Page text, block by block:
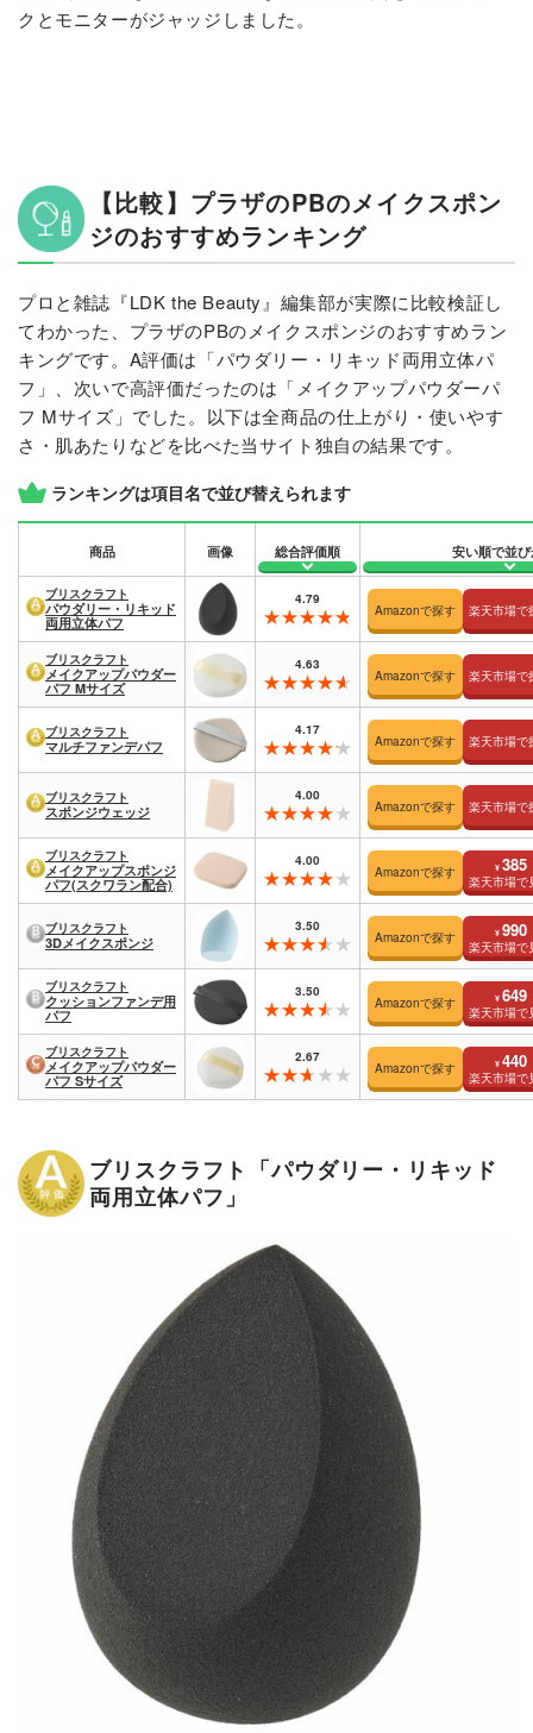
クとモニターがジャッジしました。
【比較】プラザのPBのメイクスポン
ジのおすすめランキング
プロと雑誌『LDK the Beauty』編集部が実際に比較検証し
てわかった、プラザのPBのメイクスポンジのおすすめラン
キングです。A評価は「パウダリー・リキッド両用立体パ
フ」、次いで高評価だったのは「メイクアップパウダーパ
フ Mサイズ」でした。以下は全商品の仕上がり・使いやす
さ・肌あたりなどを比べた当サイト独自の結果です。
ランキングは項目名で並び替えられます
商品 画像 総合評価順 安い順で並
ブリスクラフト
パウダリー・リキッド
両用立体パフ
4.79
Amazonで探す 楽天市場で
ブリスクラフト
メイクアップパウダー
パフ Mサイズ
4.63
Amazonで探す 楽天市場で
ブリスクラフト
マルチファンデパフ
4.17
Amazonで探す 楽天市場で
ブリスクラフト
スポンジウェッジ
4.00
Amazonで探す 楽天市場で
ブリスクラフト
メイクアップスポンジ
パフ(スクワラン配合)
4.00
Amazonで探す ¥ 385
楽天市場で
ブリスクラフト
3Dメイクスポンジ
3.50
Amazonで探す ¥ 990
楽天市場で
ブリスクラフト
クッションファンデ用
パフ
3.50
Amazonで探す ¥ 649
楽天市場で
ブリスクラフト
メイクアップパウダー
パフ Sサイズ
2.67
Amazonで探す ¥ 440
楽天市場で
ブリスクラフト「パウダリー・リキッド
両用立体パフ」